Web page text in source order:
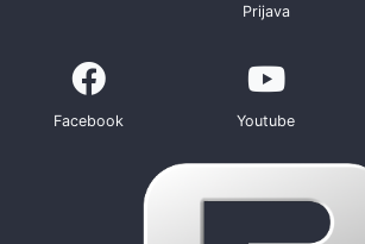
Prijava
Facebook Youtube